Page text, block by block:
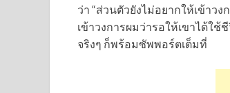
ว่า “ส่วนตัวยังไม่อยากให้เข้าว
เข้าวงการผมว่ารอให้เขาได้ใ
จริงๆ ก็พร้อมซัพพอร์ตเต็มที่